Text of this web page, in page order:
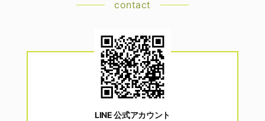
contact
LINE 公式アカウント